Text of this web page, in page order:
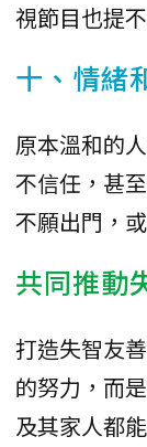
視節目也提
十、情緒
原本溫和的
不信任，甚
不願出門，
共同推動
打造失智友
的努力，而
及其家人都